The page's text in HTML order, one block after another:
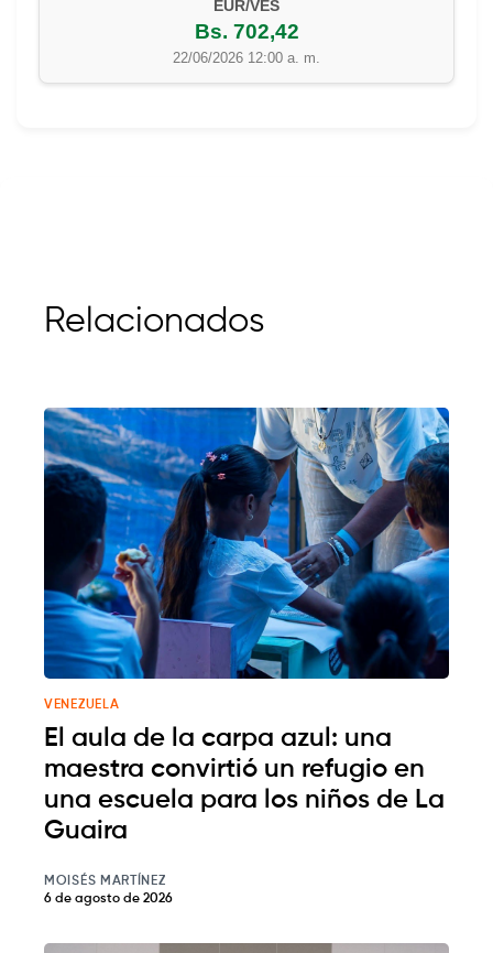
EUR/VES
Bs. 702,42
22/06/2026 12:00 a. m.
Relacionados
VENEZUELA
El aula de la carpa azul: una
maestra convirtió un refugio en
una escuela para los niños de La
Guaira
MOISÉS MARTÍNEZ
6 de agosto de 2026